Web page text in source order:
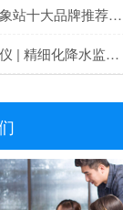
超声波气象站十大品牌推荐榜单（2026高精度气象监测TOP10）
雨雾滴谱仪 | 精细化降水监测专业设备推荐